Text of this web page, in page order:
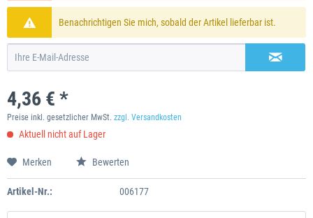
Benachrichtigen Sie mich, sobald der Artikel lieferbar ist.
4,36 € *
Preise inkl. gesetzlicher MwSt. zzgl. Versandkosten
Aktuell nicht auf Lager
Merken Bewerten
Artikel-Nr.: 006177